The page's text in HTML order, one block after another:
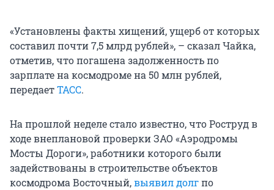
«Установлены факты хищений, ущерб от которых
составил почти 7,5 млрд рублей», – сказал Чайка,
отметив, что погашена задолженность по
зарплате на космодроме на 50 млн рублей,
передаетТАСС.
На прошлой неделе стало известно, что Роструд в
ходе внеплановой проверки ЗАО «Аэродромы
Мосты Дороги», работники которого были
задействованы в строительстве объектов
космодрома Восточный,выявил долгпо